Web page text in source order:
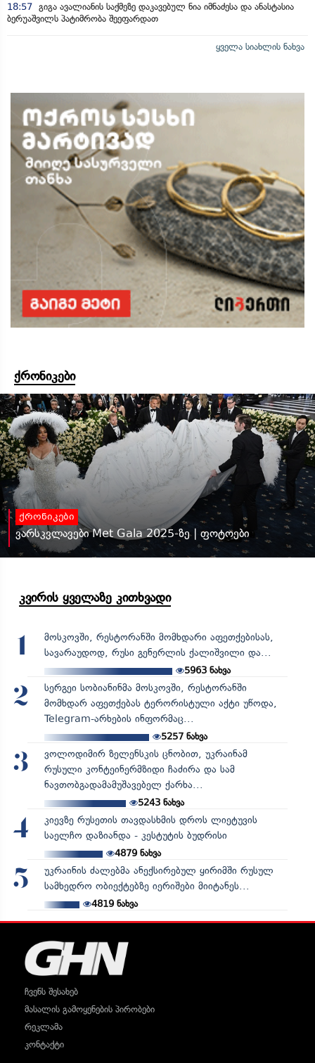
18:57 გიგა ავალიანის საქმეზე დაკავებულ ნია იმნაძესა და ანასტასია
ბერუაშვილს პატიმრობა შეეფარდათ
ყველა სიახლის ნახვა
ქრონიკები
ქრონიკები
ვარსკვლავები Met Gala 2025-ზე | ფოტოები
კვირის ყველაზე კითხვადი
1
მოსკოვში, რესტორანში მომხდარი აფეთქებისას,
სავარაუდოდ, რუსი გენერლის ქალიშვილი და...
5963 ნახვა
2
სერგეი სობიანინმა მოსკოვში, რესტორანში
მომხდარ აფეთქებას ტერორისტული აქტი უწოდა,
Telegram-არხების ინფორმაც...
5257ნახვა
3
ვოლოდიმირ ზელენსკის ცნობით, უკრაინამ
რუსული კონტეინერმზიდი ჩაძირა და სამ
ნავთობგადამამუშავებელ ქარხა...
5243ნახვა
4
კიევზე რუსეთის თავდასხმის დროს ლიეტუვის
საელჩო დაზიანდა - კესტუტის ბუდრისი
4879ნახვა
5
უკრაინის ძალებმა ანექსირებულ ყირიმში რუსულ
სამხედრო ობიექტებზე იერიშები მიიტანეს...
4819ნახვა
ჩვენს შესახებ
მასალის გამოყენების პირობები
რეკლამა
კონტაქტი